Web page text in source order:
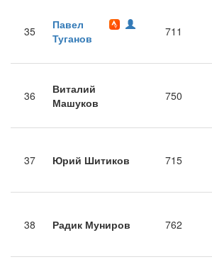
35
Павел
Туганов
711
36
Виталий
Машуков
750
37 Юрий Шитиков 715
38 Радик Муниров 762